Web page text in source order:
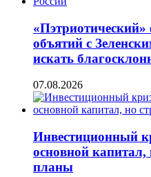
объятий с
искать
07.08.2026
Инвестиционный
основной
планы